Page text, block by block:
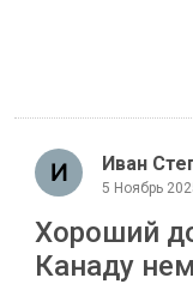
Иван
5 Ноябрь
Хороший
Канаду